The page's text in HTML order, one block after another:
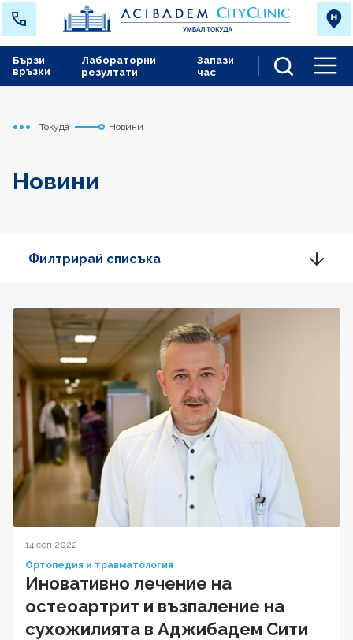
Лабораторни
резултати
Запази
час
Бързи
връзки
Начало
Токуда Новини
Новини
Филтрирай списъка
14 сеп 2022
Ортопедия и травматология
Иновативно лечение на
остеоартрит и възпаление на
сухожилията в Аджибадем Сити